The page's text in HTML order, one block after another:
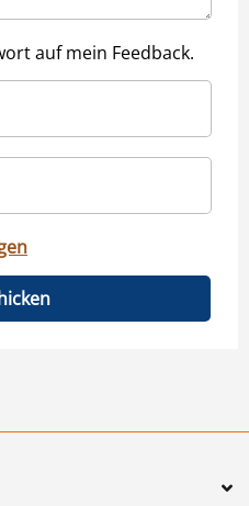
auf mein Feedback.